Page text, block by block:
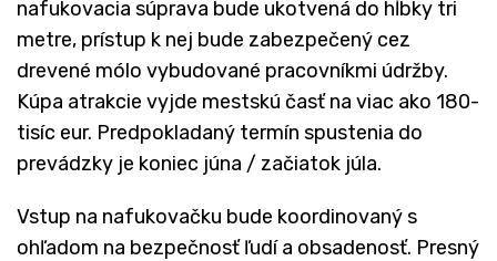
nafukovacia súprava bude ukotvená do hĺbky tri
metre, prístup k nej bude zabezpečený cez
drevené mólo vybudované pracovníkmi údržby.
Kúpa atrakcie vyjde mestskú časť na viac ako 180-
tisíc eur. Predpokladaný termín spustenia do
prevádzky je koniec júna / začiatok júla.
Vstup na nafukovačku bude koordinovaný s
ohľadom na bezpečnosť ľudí a obsadenosť. Presný